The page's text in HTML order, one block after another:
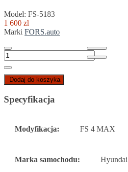
Model: FS-5183
1 600 zl
Marki FORS.auto
Dodaj do koszyka
Specyfikacja
Modyfikacja: FS 4 MAX
Marka samochodu: Hyundai